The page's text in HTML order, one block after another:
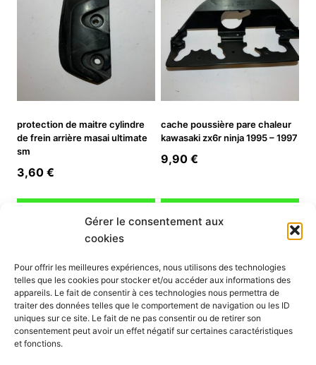
Gérer le consentement aux
cookies
Pour offrir les meilleures expériences, nous utilisons des technologies
telles que les cookies pour stocker et/ou accéder aux informations des
appareils. Le fait de consentir à ces technologies nous permettra de
traiter des données telles que le comportement de navigation ou les ID
uniques sur ce site. Le fait de ne pas consentir ou de retirer son
consentement peut avoir un effet négatif sur certaines caractéristiques
et fonctions.
protection de maitre cylindre
de frein arrière masai ultimate
sm
3,60 €
cache poussière pare chaleur
kawasaki zx6r ninja 1995 – 1997
9,90 €
INFORMATION
Mon compte
Nous contacter
Mode paiement
Nos services